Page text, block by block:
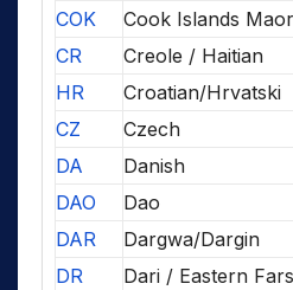
COK
Cook Islands
CR
Creole / Haitian
HR
Croatian/Hrvatski
CZ
Czech
DA
Danish
DAO
Dao
DAR
Dargwa/Dargin
DR
Dari / Eastern